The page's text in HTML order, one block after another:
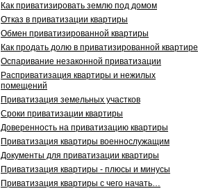
Как приватизировать землю под домом
Отказ в приватизации квартиры
Обмен приватизированной квартиры
Как продать долю в приватизированной квартире
Оспаривание незаконной приватизации
Расприватизация квартиры и нежилых
помещений
Приватизация земельных участков
Сроки приватизации квартиры
Доверенность на приватизацию квартиры
Приватизация квартиры военнослужащим
Документы для приватизации квартиры
Приватизация квартиры - плюсы и минусы
Приватизация квартиры с чего начать…